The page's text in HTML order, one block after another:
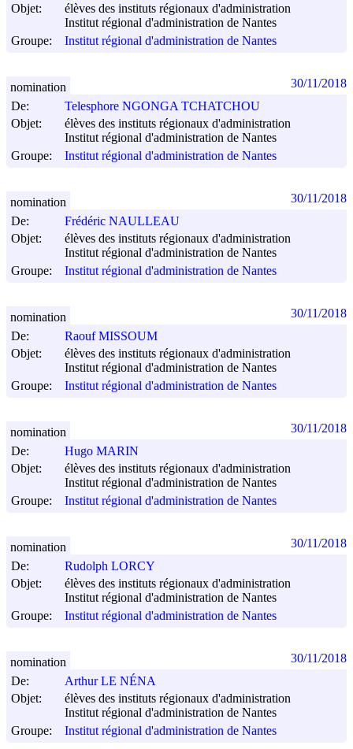
Objet:
élèves des instituts régionaux d'administration
Institut régional d'administration de Nantes
Groupe:
Institut régional d'administration de Nantes
De:
Telesphore NGONGA TCHATCHOU
Objet:
élèves des instituts régionaux d'administration
Institut régional d'administration de Nantes
Groupe:
Institut régional d'administration de Nantes
nomination 30/11/2018
De:
Frédéric NAULLEAU
Objet:
élèves des instituts régionaux d'administration
Institut régional d'administration de Nantes
Groupe:
Institut régional d'administration de Nantes
nomination 30/11/2018
De:
Raouf MISSOUM
Objet:
élèves des instituts régionaux d'administration
Institut régional d'administration de Nantes
Groupe:
Institut régional d'administration de Nantes
nomination 30/11/2018
De:
Hugo MARIN
Objet:
élèves des instituts régionaux d'administration
Institut régional d'administration de Nantes
Groupe:
Institut régional d'administration de Nantes
nomination 30/11/2018
De:
Rudolph LORCY
Objet:
élèves des instituts régionaux d'administration
Institut régional d'administration de Nantes
Groupe:
Institut régional d'administration de Nantes
nomination 30/11/2018
De:
Arthur LE NÉNA
Objet:
élèves des instituts régionaux d'administration
Institut régional d'administration de Nantes
Groupe:
Institut régional d'administration de Nantes
nomination 30/11/2018